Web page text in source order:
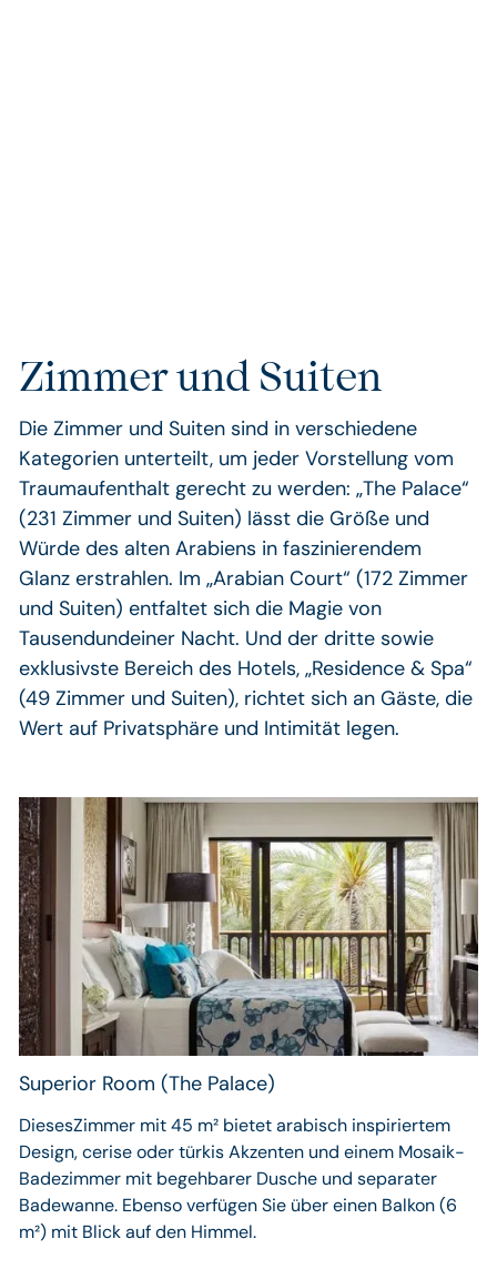
Zimmer und Suiten
Die Zimmer und Suiten sind in verschiedene
Kategorien unterteilt, um jeder Vorstellung vom
Traumaufenthalt gerecht zu werden: „The Palace“
(231 Zimmer und Suiten) lässt die Größe und
Würde des alten Arabiens in faszinierendem
Glanz erstrahlen. Im „Arabian Court“ (172 Zimmer
und Suiten) entfaltet sich die Magie von
Tausendundeiner Nacht. Und der dritte sowie
exklusivste Bereich des Hotels, „Residence & Spa“
(49 Zimmer und Suiten), richtet sich an Gäste, die
Wert auf Privatsphäre und Intimität legen.
Superior Room (The Palace)
DiesesZimmer mit 45 m² bietet arabisch inspiriertem
Design, cerise oder türkis Akzenten und einem Mosaik-
Badezimmer mit begehbarer Dusche und separater
Badewanne. Ebenso verfügen Sie über einen Balkon (6
m²) mit Blick auf den Himmel.